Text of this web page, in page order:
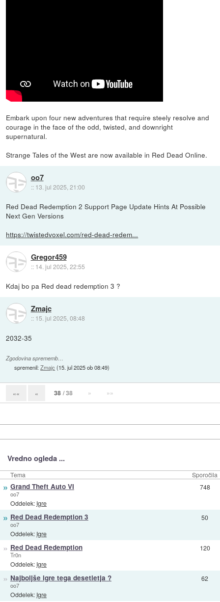
Embark upon four new adventures that require steely resolve and
courage in the face of the odd, twisted, and downright
supernatural.
Strange Tales of the West are now available in Red Dead Online.
oo7
:: 13. jul 2025, 21:00
Red Dead Redemption 2 Support Page Update Hints At Possible
Next Gen Versions
https://twistedvoxel.com/red-dead-redem...
Gregor459
:: 14. jul 2025, 22:55
Kdaj bo pa Red dead redemption 3 ?
Zmajc
:: 15. jul 2025, 08:48
2032-35
Zgodovina sprememb…
spremenil:Zmajc (15. jul 2025 ob 08:49)
«« « 38 / 38 » »»
Vredno ogleda ...
Tema Sporočila
» Grand Theft Auto VI
oo7
Oddelek: Igre
748
» Red Dead Redemption 3
oo7
Oddelek: Igre
50
» Red Dead Redemption
Tr0n
Oddelek: Igre
120
» Najboljše igre tega desetletja ?
oo7
Oddelek: Igre
62